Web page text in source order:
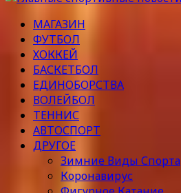
МАГАЗИН
ФУТБОЛ
ХОККЕЙ
БАСКЕТБОЛ
ЕДИНОБОРСТВА
ВОЛЕЙБОЛ
ТЕННИС
АВТОСПОРТ
ДРУГОЕ
Зимние Виды Спорта
Коронавирус